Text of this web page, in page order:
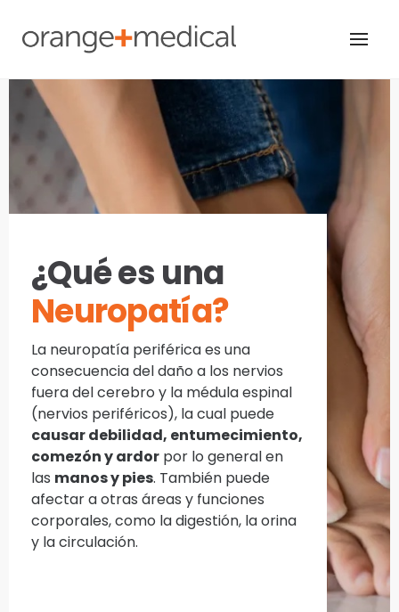
content
¿Qué es una
Neuropatía?
La neuropatía periférica es una
consecuencia del daño a los nervios
fuera del cerebro y la médula espinal
(nervios periféricos), la cual puede
causar debilidad, entumecimiento,
comezón y ardor por lo general en
las manos y pies. También puede
afectar a otras áreas y funciones
corporales, como la digestión, la orina
y la circulación.